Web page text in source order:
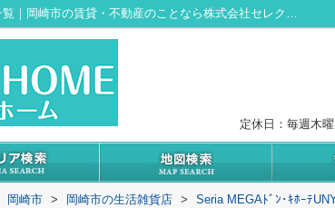
Seria MEGAﾄﾞﾝ･ｷﾎｰﾃUNY矢作店周辺の物件一覧｜岡崎市の賃貸・不動産のことなら株式会社セレクトホーム
定休日：毎週木
岡崎市 > 岡崎市の生活雑貨店 > Seria MEGAﾄﾞﾝ･ｷﾎｰﾃ